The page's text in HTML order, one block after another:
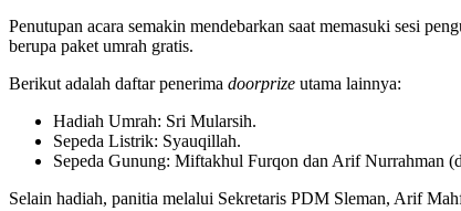
Penutupan acara semakin mendebarkan saat memasuki sesi
berupa paket umrah gratis.
Berikut adalah daftar penerima doorprize utama lainnya:
Hadiah Umrah: Sri Mularsih.
Sepeda Listrik: Syauqillah.
Sepeda Gunung: Miftakhul Furqon dan Arif Nurrahman
Selain hadiah, panitia melalui Sekretaris PDM Sleman, Arif